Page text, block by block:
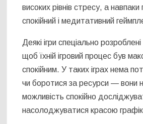
високих рівнів стресу, а
спокійний і медитативний
Деякі ігри спеціально
щоб їхній ігровий процес був
спокійним. У таких іграх нема
чи боротися за ресурси — вони
можливість спокійно
насолоджуватися красою